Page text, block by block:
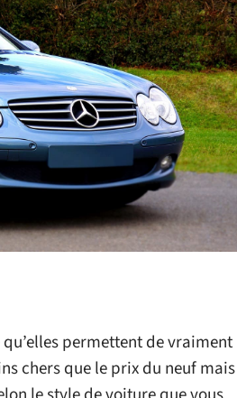
permettent de vraiment
chers que le prix du neuf mais